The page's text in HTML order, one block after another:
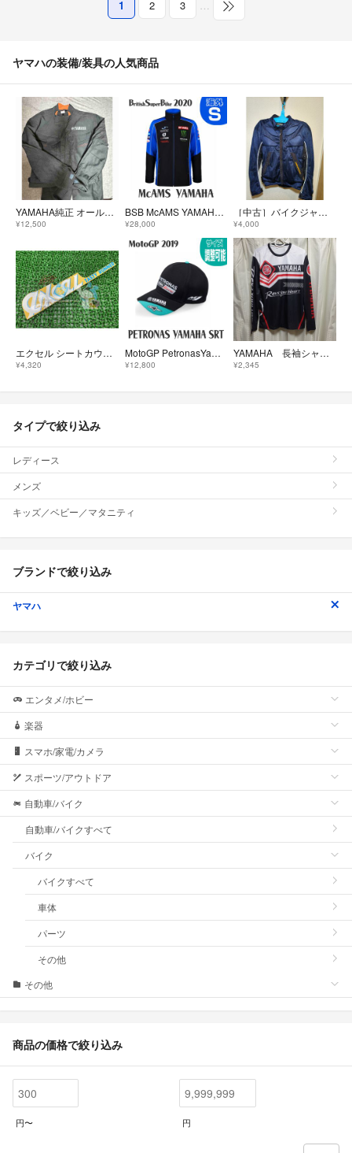
1 2 3 …
ヤマハの装備/装具の人気商品
YAMAHA純正 オールインワン防寒 ツナギ LLサイズ
¥12,500
BSB McAMS YAMAHA ソフトシェルジャケット 海外S 2020
¥28,000
［中古］バイクジャケット メッシュ ヤマハ サイズ LL
¥4,000
エクセル シートカウルデカール 在庫有 即納 ヤマハ 純正 新品 バイク 部品 廃盤 在庫有り 即納可 車検 Genuine hF
¥4,320
MotoGP PetronasYamahaSRT ラウンドピークキャップ
¥12,800
YAMAHA 長袖シャツ L
¥2,345
タイプで絞り込み
レディース
メンズ
キッズ／ベビー／マタニティ
ブランドで絞り込み
ヤマハ
カテゴリで絞り込み
エンタメ/ホビー
楽器
スマホ/家電/カメラ
スポーツ/アウトドア
自動車/バイク
自動車/バイクすべて
バイク
バイクすべて
車体
パーツ
その他
その他
商品の価格で絞り込み
円〜 円